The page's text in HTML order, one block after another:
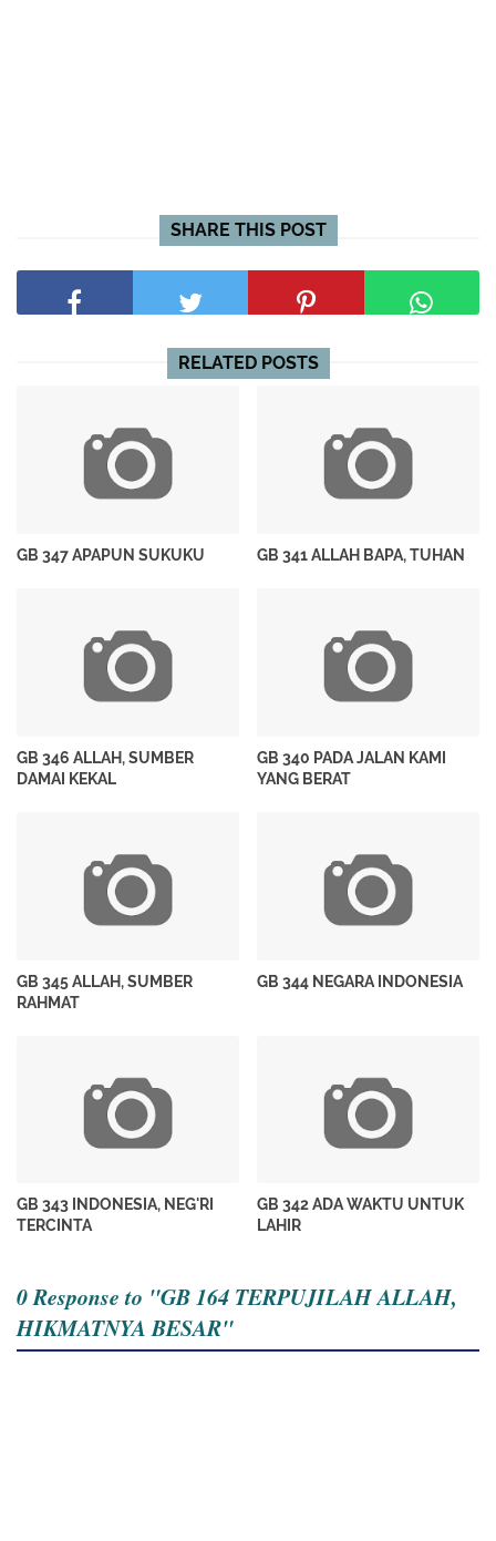
SHARE THIS POST
RELATED POSTS
GB 347 APAPUN SUKUKU GB 341 ALLAH BAPA, TUHAN
GB 346 ALLAH, SUMBER
DAMAI KEKAL
GB 340 PADA JALAN KAMI
YANG BERAT
GB 345 ALLAH, SUMBER
RAHMAT
GB 344 NEGARA INDONESIA
GB 343 INDONESIA, NEG'RI
TERCINTA
GB 342 ADA WAKTU UNTUK
LAHIR
0 Response to "GB 164 TERPUJILAH ALLAH,
HIKMATNYA BESAR"